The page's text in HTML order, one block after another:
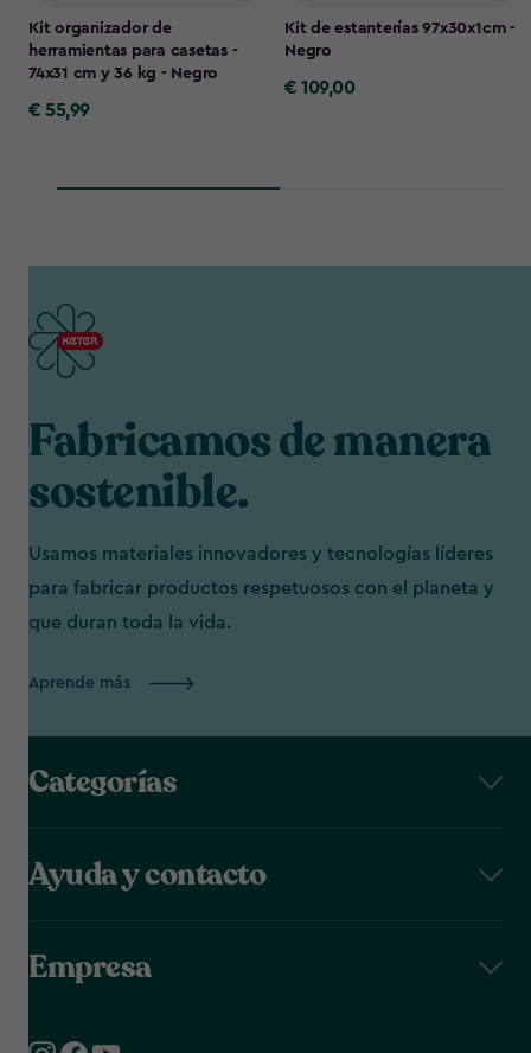
Kit organizador de
herramientas para casetas -
74x31 cm y 36 kg - Negro
€
€ 55,99
Kit de estanterías 97x30x1cm -
Negro
€
€ 109,00
Fabricamos de manera
sostenible.
Usamos materiales innovadores y tecnologías líderes
para fabricar productos respetuosos con el planeta y
que duran toda la vida.
Aprende más
Categorías
Ayuda y contacto
Empresa